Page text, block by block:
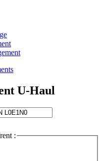
U-Haul
: